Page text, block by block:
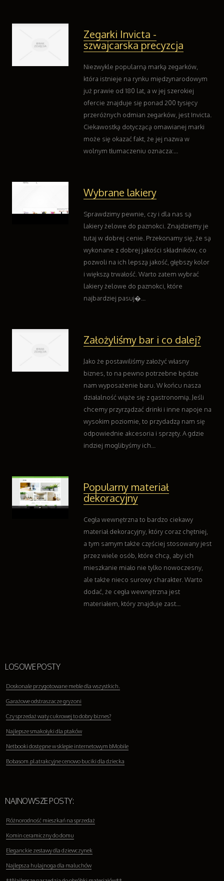
Inne Usługi
Wczasy
Hotele i Noclegi
Podróże
Wypoczynek
Uroda
Dietetyka, Odchudzanie
Kosmetyki
Leczenie
Salony Kosmetyczne
Oprogramowanie
Kontakt
Zegarki Invicta -
szwajcarska precyzcja
Niezwykle popularną marką zegarków,
która istnieje na rynku międzynarodowym
już prawie od 180 lat, a w jej szerokiej
ofercie znajduje się ponad 200 tysięcy
przeróżnych odmian zegarków, jest Invicta.
Ciekawostką dotyczącą omawianej marki
może się okazać fakt, że jej nazwa w
wolnym tłumaczeniu oznacza:...
Wybrane lakiery
Sprawdzimy pewnie, czy i dla nas są
lakiery żelowe do paznokci. Znajdziemy je
tutaj w dobrej cenie. Przekonamy się, że są
wykonane z dobrej jakości składników, co
pozwoli na ich lepszą jakość, głębszy kolor
i większą trwałość. Warto zatem wybrać
lakiery żelowe do paznokci, które
najbardziej pasuj�...
Założyliśmy bar i co dalej?
Jako że postawiliśmy założyć własny
biznes, to na pewno potrzebne będzie
nam wyposażenie baru. W końcu nasza
działalność wiąże się z gastronomią. Jeśli
chcemy przyrządzać drinki i inne napoje na
wysokim poziomie, to przydadzą nam się
odpowiednie akcesoria i sprzęty. A gdzie
indziej moglibyśmy ich...
Popularny materiał
dekoracyjny
Cegła wewnętrzna to bardzo ciekawy
materiał dekoracyjny, który coraz chętniej,
a tym samym także częściej stosowany jest
przez wiele osób, które chcą, aby ich
mieszkanie miało nie tylko nowoczesny,
ale także nieco surowy charakter. Warto
dodać, że cegła wewnętrzna jest
materiałem, który znajduje zast...
LOSOWE POSTY
Doskonale przygotowane meble dla wszystkich.
Garażowe odstraszacze gryzoni
Czy sprzedaż waty cukrowej to dobry biznes?
Najlepsze smakołyki dla ptaków
Netbooki dostępne w sklepie internetowym bMobile
Bobasom.pl atrakcyjne cenowo buciki dla dziecka
NAJNOWSZE POSTY:
Różnorodność mieszkań na sprzedaż
Komin ceramiczny do domu
Eleganckie zestawy dla dziewczynek
Najlepsza hulajnoga dla maluchów